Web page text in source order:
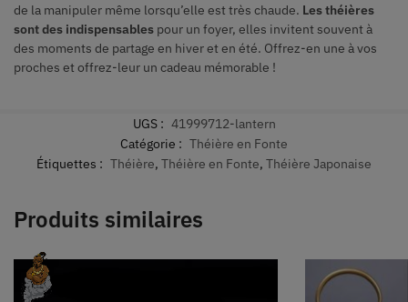
de la manipuler même lorsqu’elle est très chaude. Les théières
sont des indispensables pour un foyer, elles invitent souvent à
des moments de partage en hiver et en été. Offrez-en une à vos
proches et offrez-leur un cadeau mémorable !
UGS : 41999712-lantern
Catégorie : Théière en Fonte
Étiquettes : Théière, Théière en Fonte, Théière Japonaise
Produits similaires